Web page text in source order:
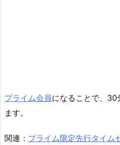
プライム会員になることで、30
ます。
関連： プライム限定先行タイム